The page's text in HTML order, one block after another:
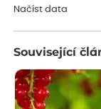
Načíst data
Související